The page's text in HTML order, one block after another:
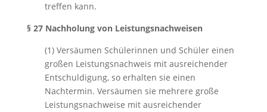
treffen kann.
§ 27 Nachholung von Leistungsnachweisen
(1) Versäumen Schülerinnen und Schüler einen
großen Leistungsnachweis mit ausreichender
Entschuldigung, so erhalten sie einen
Nachtermin. Versäumen sie mehrere große
Leistungsnachweise mit ausreichender